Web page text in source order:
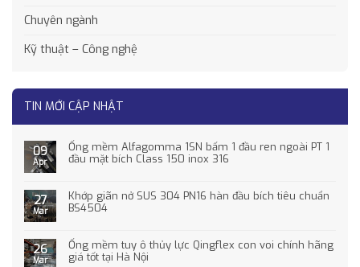
Chuyên ngành
Kỹ thuật – Công nghệ
TIN MỚI CẬP NHẬT
09
Apr
Ống mềm Alfagomma 1SN bấm 1 đầu ren ngoài PT 1
đầu mặt bích Class 150 inox 316
27
Mar
Khớp giãn nở SUS 304 PN16 hàn đầu bích tiêu chuẩn
BS4504
26
Mar
Ống mềm tuy ô thủy lực Qingflex con voi chính hãng
giá tốt tại Hà Nội